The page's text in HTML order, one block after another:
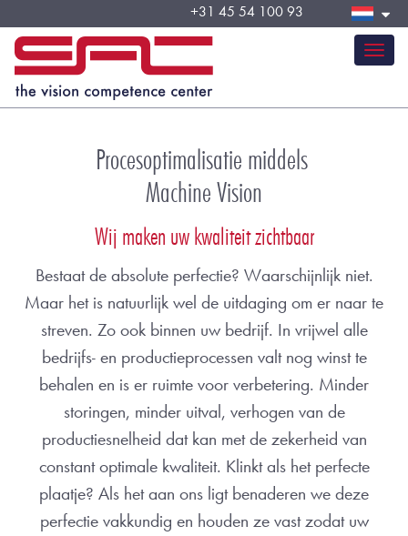
+31 45 54 100 93
Zonder lichtafscherming
Procesoptimalisatie middels
Machine Vision
Wij maken uw kwaliteit zichtbaar
Bestaat de absolute perfectie? Waarschijnlijk niet.
Maar het is natuurlijk wel de uitdaging om er naar te
streven. Zo ook binnen uw bedrijf. In vrijwel alle
bedrijfs- en productieprocessen valt nog winst te
behalen en is er ruimte voor verbetering. Minder
storingen, minder uitval, verhogen van de
productiesnelheid dat kan met de zekerheid van
constant optimale kwaliteit. Klinkt als het perfecte
plaatje? Als het aan ons ligt benaderen we deze
perfectie vakkundig en houden ze vast zodat uw